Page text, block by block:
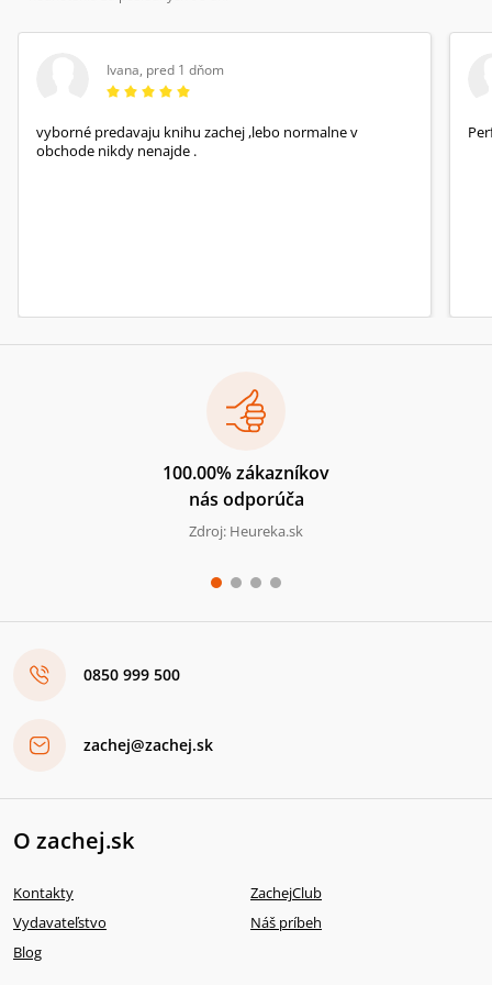
Ivana, pred 1 dňom
vyborné predavaju knihu zachej ,lebo normalne v
obchode nikdy nenajde .
100.00% zákazníkov
nás odporúča
Zdroj: Heureka.sk
0850 999 500
zachej@zachej.sk
O zachej.sk
Kontakty
ZachejClub
Vydavateľstvo
Náš príbeh
Blog